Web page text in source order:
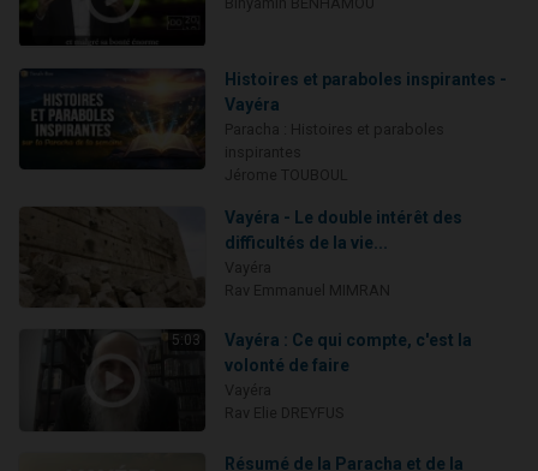
Histoires et paraboles inspirantes -
Vayéra
Vayéra - Le double intérêt des
difficultés de la vie...
5:03
Vayéra : Ce qui compte, c'est la
volonté de faire
Résumé de la Paracha et de la